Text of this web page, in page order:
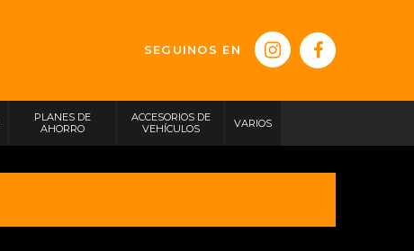
SEGUINOS EN
PLANES DE
AHORRO
ACCESORIOS DE
VEHÍCULOS
VARIOS